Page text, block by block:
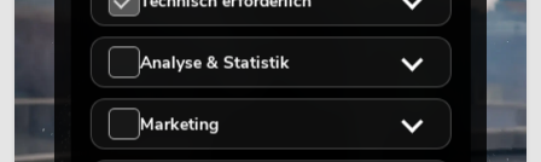
Analyse & Statistik
Marketing